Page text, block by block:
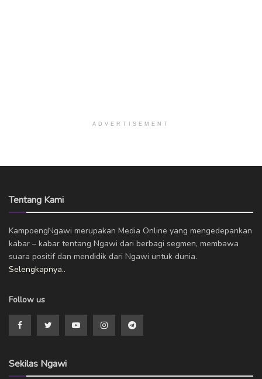
ADVERTISEMENT
Tentang Kami
KampoengNgawi merupakan Media Online yang mengedepankan
kabar – kabar tentang Ngawi dari berbagi segmen, membawa
suara positif dan mendidik dari Ngawi untuk dunia.
Selengkapnya..
Follow us
Sekilas Ngawi